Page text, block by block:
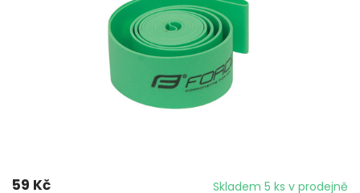
59 Kč Skladem 5 ks v prodejně